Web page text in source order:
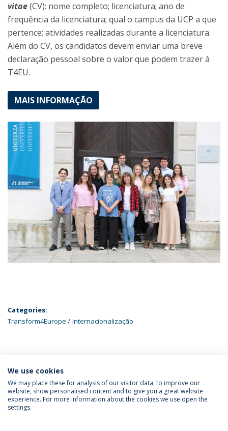
vitae(CV): nome completo; licenciatura; ano de
frequência da licenciatura; qual o campus da UCP a que
pertence; atividades realizadas durante a licenciatura.
Além do CV, os candidatos devem enviar uma breve
declaração pessoal sobre o valor que podem trazer à
T4EU.
MAIS INFORMAÇÃO
Categories:
Transform4Europe
Internacionalização
ÚLTIMAS NOTÍCIAS
Política de Privacidade
Termos & Condições
We use cookies
We may place these for analysis of our visitor data, to improve our
website, show personalised content and to give you a great website
experience. For more information about the cookies we use open the
settings.